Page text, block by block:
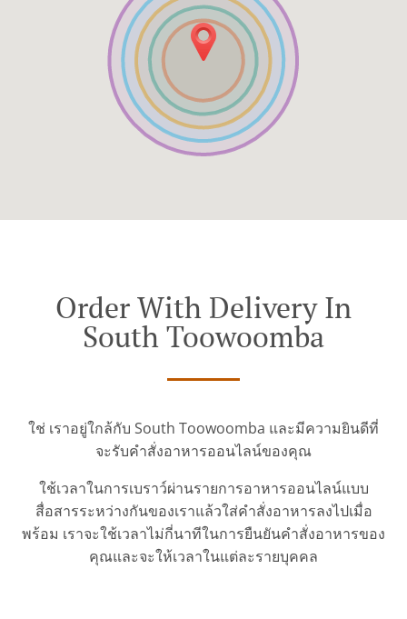
Order With Delivery In
South Toowoomba
ใช่ เราอยู่ใกล้กับ South Toowoomba และมีความยินดีที่
จะรับคำสั่งอาหารออนไลน์ของคุณ
ใช้เวลาในการเบราว์ผ่านรายการอาหารออนไลน์แบบ
สื่อสารระหว่างกันของเราแล้วใส่คำสั่งอาหารลงไปเมื่อ
พร้อม เราจะใช้เวลาไม่กี่นาทีในการยืนยันคำสั่งอาหารของ
คุณและจะให้เวลาในแต่ละรายบุคคล